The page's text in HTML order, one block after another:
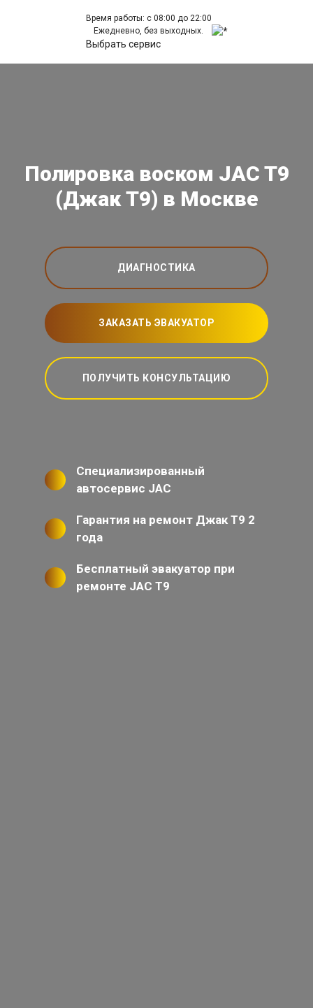
Время работы: с 08:00 до 22:00
Ежедневно, без выходных.
Выбрать сервис
Полировка воском JAC T9
(Джак Т9) в Москве
ДИАГНОСТИКА
ЗАКАЗАТЬ ЭВАКУАТОР
ПОЛУЧИТЬ КОНСУЛЬТАЦИЮ
Специализированный
автосервис JAC
Гарантия на ремонт Джак Т9 2
года
Бесплатный эвакуатор при
ремонте JAC T9